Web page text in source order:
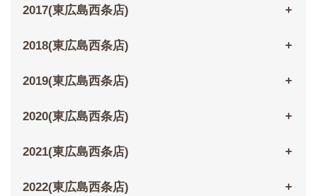
2017(東広島西条店)
2018(東広島西条店)
2019(東広島西条店)
2020(東広島西条店)
2021(東広島西条店)
2022(東広島西条店)